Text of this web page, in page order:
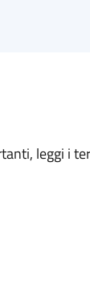
leggi i